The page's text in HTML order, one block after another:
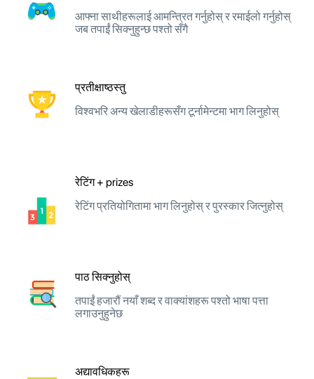
आफ्ना साथीहरूलाई आमन्त्रित गर्नुहोस् र रमाईलो गर्नुहोस्
जब तपाईं सिक्नुहुन्छ पश्तो सँगै
प्रतीक्षाष्ठस्तु
विश्वभरि अन्य खेलाडीहरूसँग टूर्नामेन्टमा भाग लिनुहोस्
रेटिंग + prizes
रेटिंग प्रतियोगितामा भाग लिनुहोस् र पुरस्कार जित्नुहोस्
पाठ सिक्नुहोस्
तपाईं हजारौं नयाँ शब्द र वाक्यांशहरू पश्तो भाषा पत्ता
लगाउनुहुनेछ
अद्यावधिकहरू